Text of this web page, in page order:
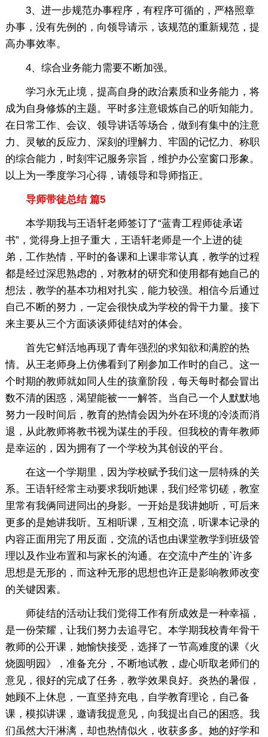
3、进一步规范办事程序，有程序可循的，严格照章
办事，没有先例的，向领导请示，该规范的重新规范，提
高办事效率。
4、综合业务能力需要不断加强。
学习永无止境，提高自身的政治素质和业务能力，将
成为自身修炼的主题。平时多注意锻炼自己的听知能力。
在日常工作、会议、领导讲话等场合，做到有集中的注意
力、灵敏的反应力、深刻的理解力、牢固的记忆力、称职
的综合能力，时刻牢记服务宗旨，维护办公室窗口形象。
以上为一季度学习心得，请领导和导师指正。
导师带徒总结 篇5
本学期我与王语轩老师签订了“蓝青工程师徒承诺
书”，觉得身上担子重大，王语轩老师是一个上进的徒
弟，工作热情，平时的备课和上课非常认真，教学的过程
都是经过深思熟虑的，对教材的研究和使用都有她自己的
想法，教学的基本功相对扎实，能力较强。相信今后通过
自己不断的努力，一定会很快成为学校的骨干力量。接下
来主要从三个方面谈谈师徒结对的体会。
首先它鲜活地再现了青年强烈的求知欲和满腔的热
情。从王老师身上仿佛看到了刚参加工作时的自己。这一
个时期的教师就如同人生的孩童阶段，每天每时都会冒出
数不清的困惑，渴望能被一一解答。当自己一个人默默地
努力一段时间后，教育的热情会因为外在环境的冷淡而消
退，从此教师将教书视为谋生的手段。但我校的青年教师
是幸运的，因为拥有了一个学校为其创设的平台。
在这一个学期里，因为学校赋予我们这一层特殊的关
系。王语轩经常主动要求我听她课，我们经常切磋，教室
里常有我俩同进同出的身影。一开始是我讲她听，可后来
更多的是她讲我听。互相听课，互相交流，听课本记录的
内容正面用完了用反面，交流的话也由课堂教学到班级管
理以及作业布置和与家长的沟通。在交流中产生的`许多
思想是无形的，而这种无形的思想也许正是影响教师改变
的关键因素。
师徒结的活动让我们觉得工作有所成效是一种幸福，
是一份荣耀，让我们努力去追寻它。本学期我校青年骨干
教师的公开课，她愉快接受，选择了一节高难度的课《火
烧圆明园》，准备充分，不断地试教，虚心听取老师们的
意见，很好的完成了任务，教学效果良好。炎热的暑假，
她顾不上休息，一直坚持充电，自学教育理论，自己备
课，模拟讲课，邀请我提意见，向我提出自己的困惑。我
们虽然大汗淋漓，却也热情似火，收获多多。她的好学和